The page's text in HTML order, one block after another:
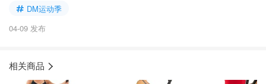
DM运动季
04-09 发布
相关商品